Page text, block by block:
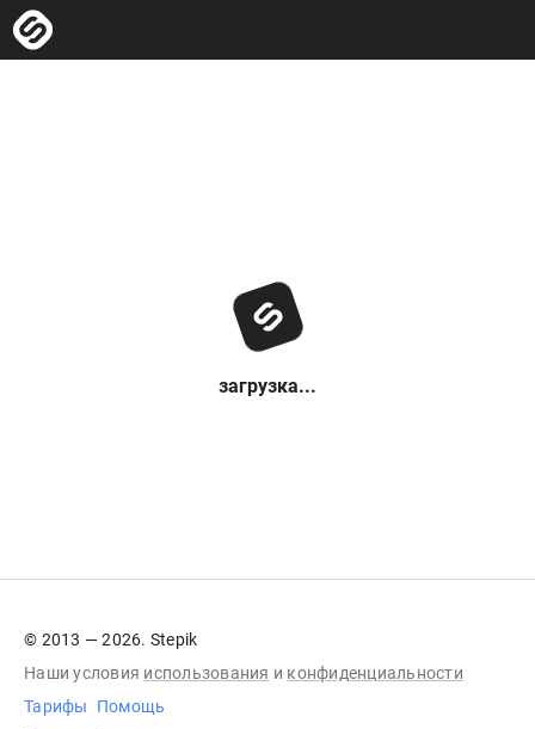
загрузка...
© 2013 — 2026. Stepik
Наши условия использования и конфиденциальности
Тарифы
Помощь